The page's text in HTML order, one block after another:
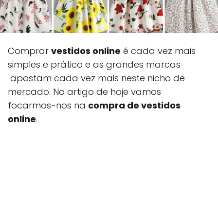
Comprar vestidos online é cada vez mais
simples e prático e as grandes marcas
apostam cada vez mais neste nicho de
mercado. No artigo de hoje vamos
focarmos-nos na compra de vestidos
online.